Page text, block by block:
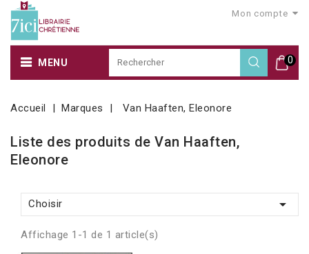
Mon compte
0
MENU
Accueil Marques Van Haaften, Eleonore
Liste des produits de Van Haaften,
Eleonore
Choisir 
Affichage 1-1 de 1 article(s)